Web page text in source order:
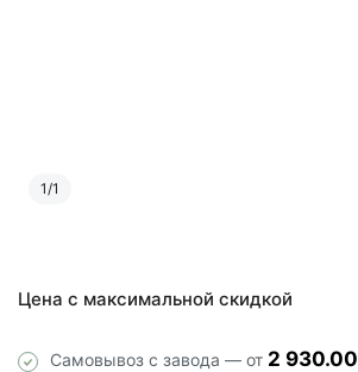
1/1
Цена с максимальной скидкой
Самовывоз с завода — от 2 930.00